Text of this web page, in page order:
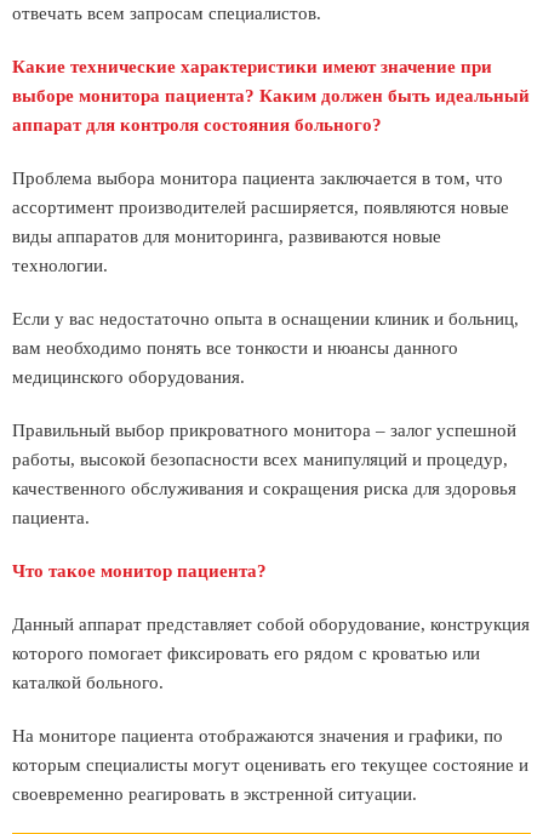
отвечать всем запросам специалистов.
Какие технические характеристики имеют значение при
выборе монитора пациента? Каким должен быть идеальный
аппарат для контроля состояния больного?
Проблема выбора монитора пациента заключается в том, что
ассортимент производителей расширяется, появляются новые
виды аппаратов для мониторинга, развиваются новые
технологии.
Если у вас недостаточно опыта в оснащении клиник и больниц,
вам необходимо понять все тонкости и нюансы данного
медицинского оборудования.
Правильный выбор прикроватного монитора – залог успешной
работы, высокой безопасности всех манипуляций и процедур,
качественного обслуживания и сокращения риска для здоровья
пациента.
Что такое монитор пациента?
Данный аппарат представляет собой оборудование, конструкция
которого помогает фиксировать его рядом с кроватью или
каталкой больного.
На мониторе пациента отображаются значения и графики, по
которым специалисты могут оценивать его текущее состояние и
своевременно реагировать в экстренной ситуации.